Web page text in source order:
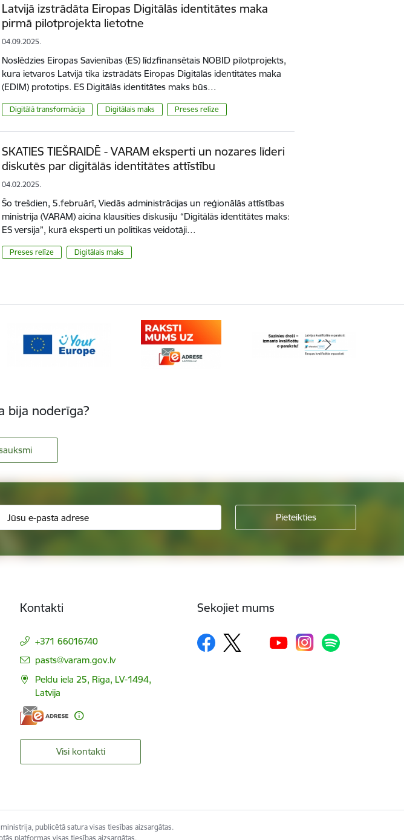
Latvijā izstrādāta Eiropas Digitālās identitātes maka
pirmā pilotprojekta lietotne
04.09.2025.
Noslēdzies Eiropas Savienības (ES) līdzfinansētais NOBID pilotprojekts,
kura ietvaros Latvijā tika izstrādāts Eiropas Digitālās identitātes maka
(EDIM) prototips. ES Digitālās identitātes maks būs…
Digitālā transformācija Digitālais maks Preses relīze
SKATIES TIEŠRAIDĒ - VARAM eksperti un nozares līderi
diskutēs par digitālās identitātes attīstību
04.02.2025.
Šo trešdien, 5.februārī, Viedās administrācijas un reģionālās attīstības
ministrija (VARAM) aicina klausīties diskusiju “Digitālās identitātes maks:
ES versija”, kurā eksperti un politikas veidotāji…
Preses relīze Digitālais maks
bija noderīga?
Kontakti
+371 66016740
E-pasts:
pasts@varam.gov.lv
Peldu iela 25, Rīga, LV-1494,
Latvija
Visi kontakti
Sekojiet mums
publicētā satura visas tiesības aizsargātas.
platformas visas tiesības aizsargātas.